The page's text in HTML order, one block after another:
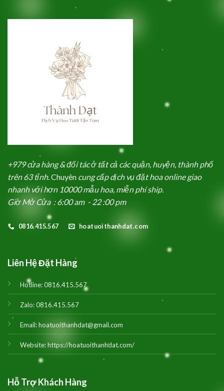
+979 cửa hàng & đối tác ở tất cả các quận, huyện, thành phố
trên 63 tỉnh. Chuyên cung cấp dịch vụ đặt hoa online giao
nhanh với hơn 10000 mẫu hoa, miễn phí ship.
Giờ Mở Cửa : 6:00 am - 22 :00 pm
0816.415.567 hoatuoithanhdat.com
Liên Hệ Đặt Hàng
Hotline:0816.415.567
Zalo:0816.415.567
Email:hoatuoithanhdat@gmail.com
Website:https://hoatuoithanhdat.com/
Hỗ Trợ Khách Hàng